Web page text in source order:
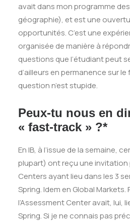
avait dans mon programme
géographie), et est une
opportunités. C’est une
organisée de manière à
questions que l’étudiant peut
d’ailleurs en permanence sur le
question n’est stupide.
Peux-tu nous en
« fast-track » ?*
En IB, à l’issue de la semaine,
plupart) ont reçu une
Centers ayant lieu dans les 3
Spring. Idem en Global Markets.
l’Assessment Center avait, lui,
Spring. Si je ne connais pas